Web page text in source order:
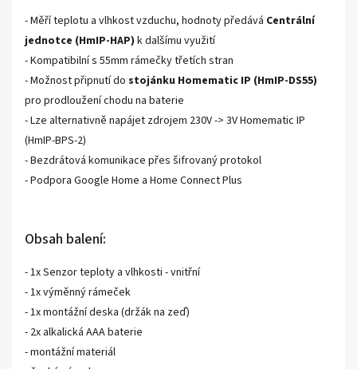
- Měří teplotu a vlhkost vzduchu, hodnoty předává Centrální
jednotce (HmIP-HAP) k dalšímu využití
- Kompatibilní s 55mm rámečky třetích stran
- Možnost připnutí do stojánku Homematic IP (HmIP-DS55)
pro prodloužení chodu na baterie
- Lze alternativně napájet zdrojem 230V -> 3V Homematic IP
(HmIP-BPS-2)
- Bezdrátová komunikace přes šifrovaný protokol
- Podpora Google Home a Home Connect Plus
Obsah balení:
- 1x Senzor teploty a vlhkosti - vnitřní
- 1x výměnný rámeček
- 1x montážní deska (držák na zeď)
- 2x alkalická AAA baterie
- montážní materiál